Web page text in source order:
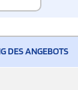
DES ANGEBOTS